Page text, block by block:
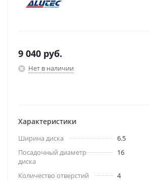
9 040 руб.
Нет в наличии
Характеристики
Ширина диска
6.5
Посадочный диаметр
диска
16
Количество отверстий
4